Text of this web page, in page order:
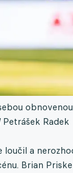
Petrášek Radek
loučil a
Brian